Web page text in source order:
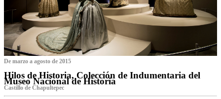
De marzo a agosto de 2015
Hilos de Historia, Colección de Indumentaria del
Museo Nacional de Historia
Castillo de Chapultepec